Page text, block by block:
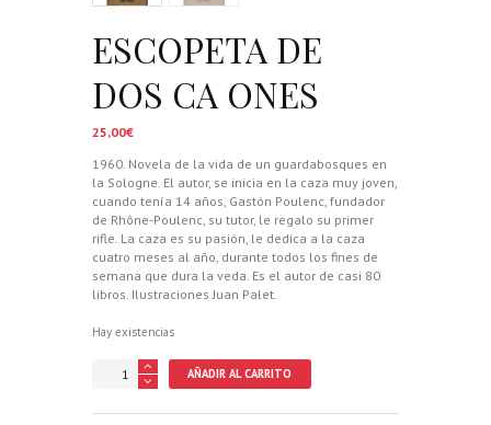
ESCOPETA DE
DOS CA ONES
25,00€
1960. Novela de la vida de un guardabosques en
la Sologne. El autor, se inicia en la caza muy joven,
cuando tenía 14 años, Gastón Poulenc, fundador
de Rhône-Poulenc, su tutor, le regalo su primer
rifle. La caza es su pasión, le dedica a la caza
cuatro meses al año, durante todos los fines de
semana que dura la veda. Es el autor de casi 80
libros. Ilustraciones Juan Palet.
Hay existencias
ESCOPETA
AÑADIR AL CARRITO